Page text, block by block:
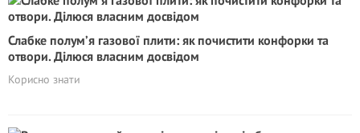
Слабке полум’я газової плити: як почистити конфорки та
отвори. Ділюся власним досвідом
Корисно знати